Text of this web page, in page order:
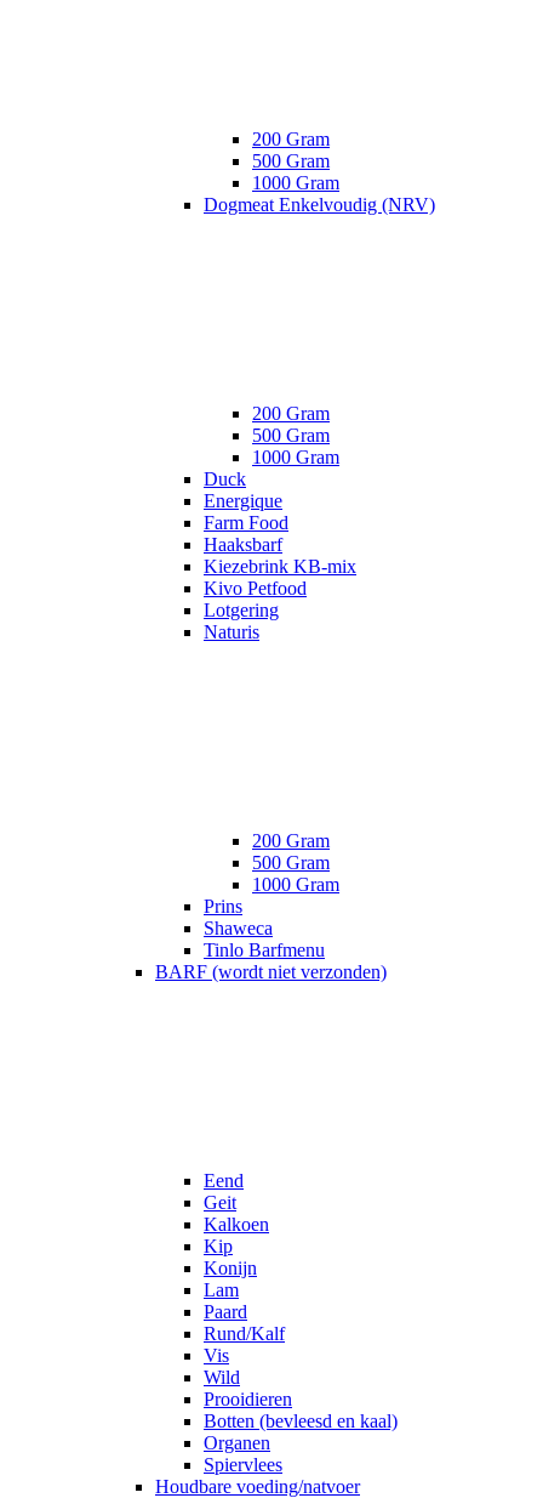
200 Gram
500 Gram
1000 Gram
Dogmeat Enkelvoudig (NRV)
200 Gram
500 Gram
1000 Gram
Duck
Energique
Farm Food
Haaksbarf
Kiezebrink KB-mix
Kivo Petfood
Lotgering
Naturis
200 Gram
500 Gram
1000 Gram
Prins
Shaweca
Tinlo Barfmenu
BARF (wordt niet verzonden)
Eend
Geit
Kalkoen
Kip
Konijn
Lam
Paard
Rund/Kalf
Vis
Wild
Prooidieren
Botten (bevleesd en kaal)
Organen
Spiervlees
Houdbare voeding/natvoer